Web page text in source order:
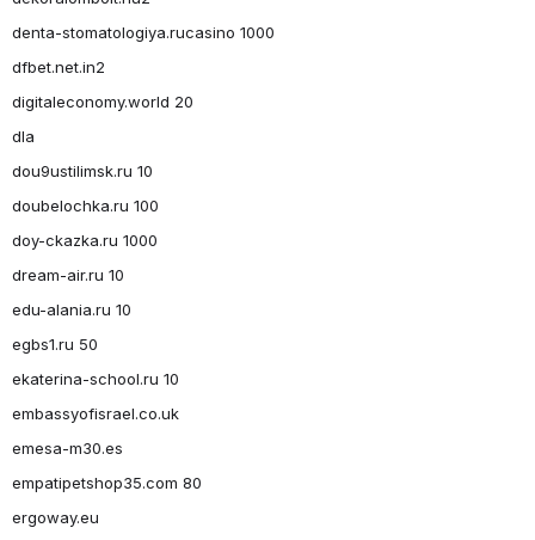
denta-stomatologiya.rucasino 1000
dfbet.net.in2
digitaleconomy.world 20
dla
dou9ustilimsk.ru 10
doubelochka.ru 100
doy-ckazka.ru 1000
dream-air.ru 10
edu-alania.ru 10
egbs1.ru 50
ekaterina-school.ru 10
embassyofisrael.co.uk
emesa-m30.es
empatipetshop35.com 80
ergoway.eu